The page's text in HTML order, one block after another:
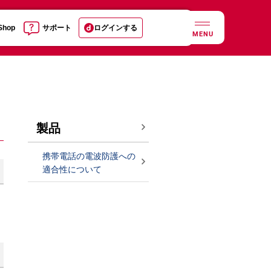
サポート ログインする
MENU
製品
携帯電話の電波防護への
適合性について